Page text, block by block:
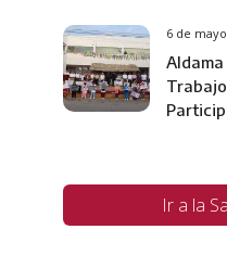
6 de
Aldama
Ir a la